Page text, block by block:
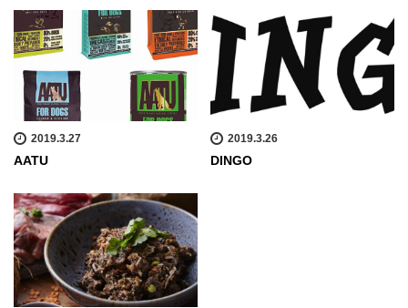
2019.3.27
AATU
2019.3.26
DINGO